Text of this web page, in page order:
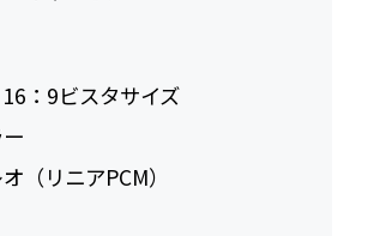
16：9ビスタサイズ
（リニアPCM）